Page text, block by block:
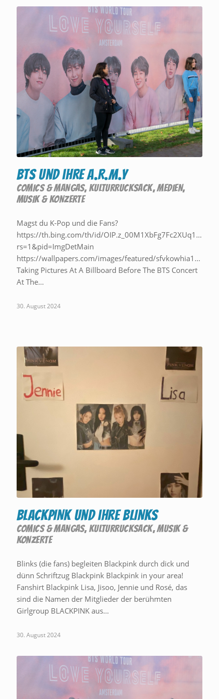
BTS und ihre A.R.M.Y
COMICS & MANGAS, KULTURRUCKSACK,MEDIEN,
MUSIK & KONZERTE
Magst du K-Pop und die Fans?
https://th.bing.com/th/id/
rs=1&pid=ImgDetMain
https://wallpapers.com/images/featured/
Taking Pictures At A Billboard Before The BTS Concert
At The…
30. August 2024
BLACKPINK und ihre BLINKS
COMICS & MANGAS, KULTURRUCKSACK,MUSIK &
KONZERTE
Blinks (die fans) begleiten Blackpink durch dick und
dünn Schriftzug Blackpink Blackpink in your area!
Fanshirt Blackpink Lisa, Jisoo, Jennie und Rosé, das
sind die Namen der Mitglieder der berühmten
Girlgroup BLACKPINK aus…
30. August 2024